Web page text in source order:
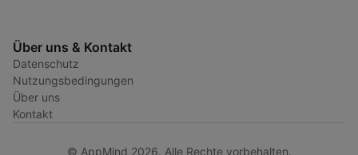
Über uns & Kontakt
Datenschutz
Nutzungsbedingungen
Über uns
Kontakt
© AppMind 2026. Alle Rechte vorbehalten.